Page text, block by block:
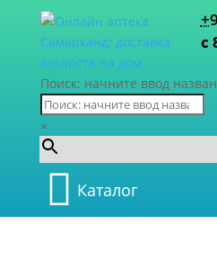
с
Поиск: начните ввод
×
Каталог